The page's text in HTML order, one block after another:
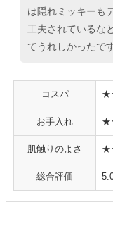
は隠れミッキーも
工夫されているな
てうれしかったで
コスパ
お手入れ
肌触りのよさ
総合評価